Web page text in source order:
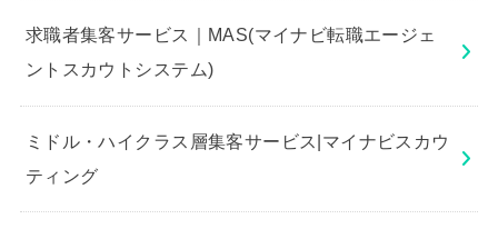
求職者集客サービス｜MAS(マイナビ転職エージェ
ントスカウトシステム)
ミドル・ハイクラス層集客サービス|マイナビスカウ
ティング